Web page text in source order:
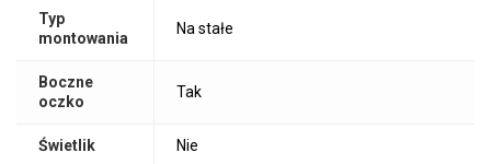
Typ
montowania
Na stałe
Boczne
oczko
Tak
Świetlik Nie